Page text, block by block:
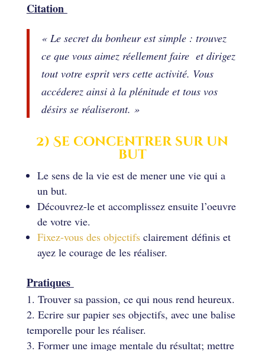
Citation
« Le secret du bonheur est simple : trouvez
ce que vous aimez réellement faire et dirigez
tout votre esprit vers cette activité. Vous
accéderez ainsi à la plénitude et tous vos
désirs se réaliseront. »
2) Se concentrer sur un
but
Le sens de la vie est de mener une vie qui a
un but.
Découvrez-le et accomplissez ensuite l’oeuvre
de votre vie.
Fixez-vous des objectifsclairement définis et
ayez le courage de les réaliser.
Pratiques
Trouver sa passion, ce qui nous rend heureux.
Ecrire sur papier ses objectifs, avec une balise
temporelle pour les réaliser.
Former une image mentale du résultat; mettre